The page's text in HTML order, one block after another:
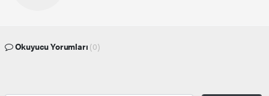
Okuyucu Yorumları (0)